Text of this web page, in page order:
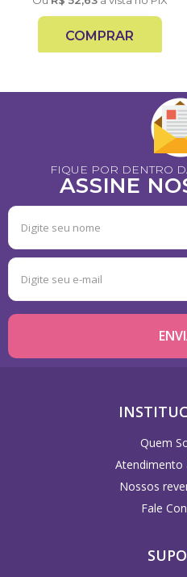
COMPRAR
FIQUE POR DENTRO
ASSINE
Quem
Atendimento
Nossos
Fale